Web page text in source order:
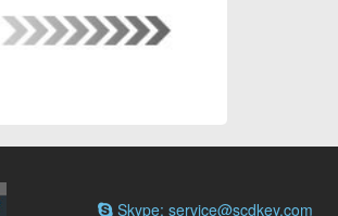
Skype: service@scdkey.com